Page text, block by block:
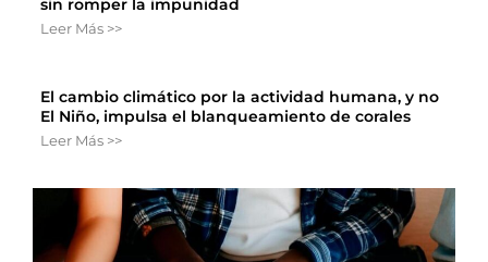
sin romper la impunidad
Leer Más >>
El cambio climático por la actividad humana, y no
El Niño, impulsa el blanqueamiento de corales
Leer Más >>